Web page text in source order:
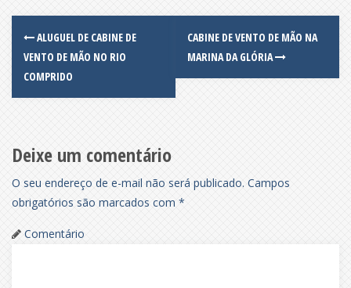
Post
navigation
ALUGUEL DE CABINE DE
VENTO DE MÃO NO RIO
COMPRIDO
CABINE DE VENTO DE MÃO NA
MARINA DA GLÓRIA
Deixe um comentário
O seu endereço de e-mail não será publicado. Campos
obrigatórios são marcados com *
Comentário